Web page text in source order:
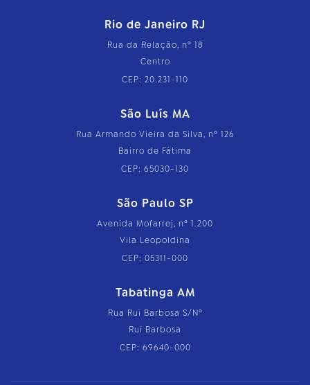
Rio de Janeiro RJ
Rua da Relação, nº 18
Centro
CEP: 20.231-110
São Luís MA
Rua Armando Vieira da Silva, nº 126
Bairro de Fátima
CEP: 65030-130
São Paulo SP
Avenida Mofarrej, nº 1.200
Vila Leopoldina
CEP: 05311-000
Tabatinga AM
Rua Rui Barbosa S/Nº
Rui Barbosa
CEP: 69640-000